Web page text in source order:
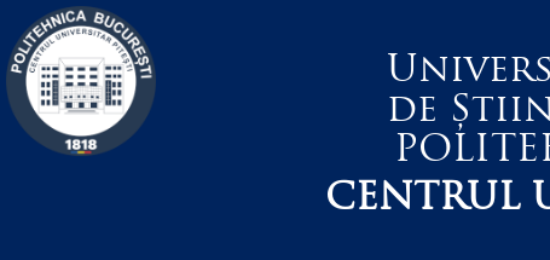
de
CENTRUL